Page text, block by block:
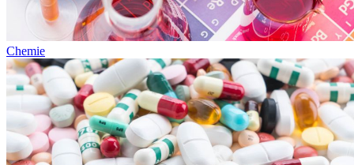
Chemie